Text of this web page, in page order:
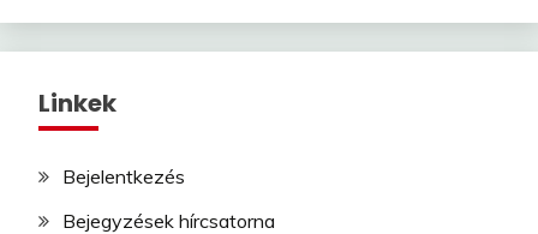
Linkek
Bejelentkezés
Bejegyzések hírcsatorna